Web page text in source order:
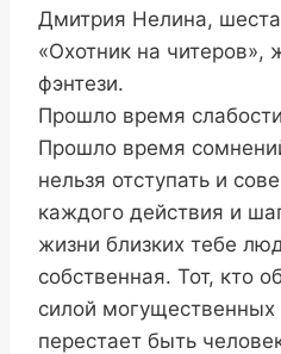
Дмитрия Нелина,
«Охотник на читеров»,
фэнтези.
Прошло время
Прошло время
нельзя отступать и
каждого действия и
жизни близких тебе
собственная. Тот, кто
силой могущественных
перестает быть